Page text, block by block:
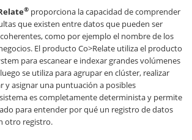
® proporciona la capacidad de comprender
que existen entre datos que pueden ser
como por ejemplo el nombre de los
El producto Co>Relate utiliza el producto
para escanear e indexar grandes volúmenes
se utiliza para agrupar en clúster, realizar
y asignar una puntuación a posibles
es completamente determinista y permite
para entender por qué un registro de datos
otro registro.